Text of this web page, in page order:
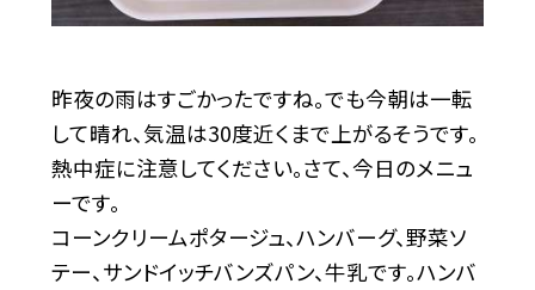
昨夜の雨はすごかったですね。でも今朝は一転
して晴れ、気温は30度近くまで上がるそうです。
熱中症に注意してください。さて、今日のメニュ
ーです。
コーンクリームポタージュ、ハンバーグ、野菜ソ
テー、サンドイッチバンズパン、牛乳です。ハンバ